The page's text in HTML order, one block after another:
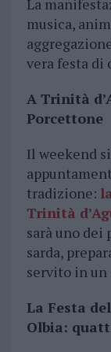
La
musica,
vera festa di
A Trinità
Porcettone
Il weekend
tradizione:
Trinità
sarà uno
sarda,
servito in un
La Festa
Olbia: